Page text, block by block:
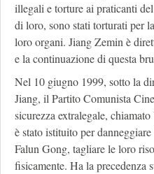
illegali e torture ai praticanti
di loro, sono stati torturati per
loro organi. Jiang Zemin è
e la continuazione di questa
Nel 10 giugno 1999, sotto la
Jiang, il Partito Comunista
sicurezza extralegale,
è stato istituito per
Falun Gong, tagliare le loro
fisicamente. Ha la precedenza